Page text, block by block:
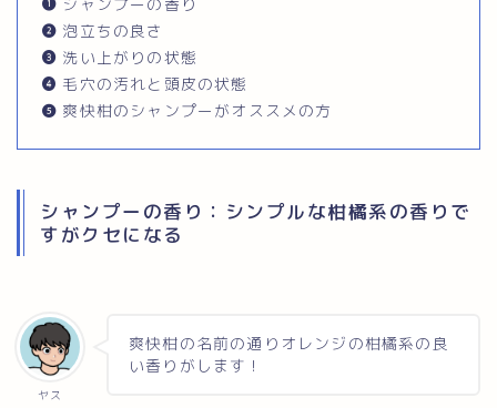
泡立ちの良さ
洗い上がりの状態
毛穴の汚れと頭皮の状態
爽快柑のシャンプーがオススメの方
シャンプーの香り：シンプルな柑橘系の香りで
すがクセになる
ヤス
爽快柑の名前の通りオレンジの柑橘系の良
い香りがします！